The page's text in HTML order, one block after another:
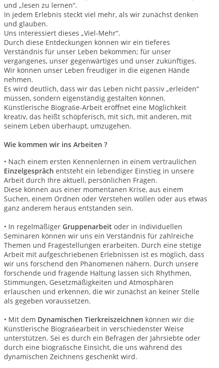
und „lesen zu lernen“.
In jedem Erlebnis steckt viel mehr, als wir zunächst denken
und glauben.
Uns interessiert dieses „Viel-Mehr“.
Durch diese Entdeckungen können wir ein tieferes
Verständnis für unser Leben bekommen; für unser
vergangenes, unser gegenwärtiges und unser zukünftiges.
Wir können unser Leben freudiger in die eigenen Hände
nehmen.
Es wird deutlich, dass wir das Leben nicht passiv „erleiden“
müssen, sondern eigenständig gestalten können.
Künstlerische Biograﬁe-Arbeit eröﬀnet eine Möglichkeit
kreativ, das heißt schöpferisch, mit sich, mit anderen, mit
seinem Leben überhaupt, umzugehen.
Wie kommen wir ins Arbeiten ?
• Nach einem ersten Kennenlernen in einem vertraulichen
Einzelgespräch entsteht ein lebendiger Einstieg in unsere
Arbeit durch Ihre aktuell, persönlichen Fragen.
Diese können aus einer momentanen Krise, aus einem
Suchen, einem Ordnen oder Verstehen wollen oder aus etwas
ganz anderem heraus entstanden sein.
• In regelmäßiger Gruppenarbeit oder in individuellen
Seminaren können wir uns ein Verständnis für zahlreiche
Themen und Fragestellungen erarbeiten. Durch eine stetige
Arbeit mit aufgeschriebenen Erlebnissen ist es möglich, dass
wir uns forschend den Phänomenen nähern. Durch unsere
forschende und fragende Haltung lassen sich Rhythmen,
Stimmungen, Gesetzmäßigkeiten und Atmosphären
erlauschen und erkennen, die wir zunächst an keiner Stelle
als gegeben voraussetzen.
• Mit dem Dynamischen Tierkreiszeichnen können wir die
Künstlerische Biograﬁearbeit in verschiedenster Weise
unterstützen. Sei es durch ein Befragen der Jahrsiebte oder
durch eine biograﬁsche Einsicht, die uns während des
dynamischen Zeichnens geschenkt wird.